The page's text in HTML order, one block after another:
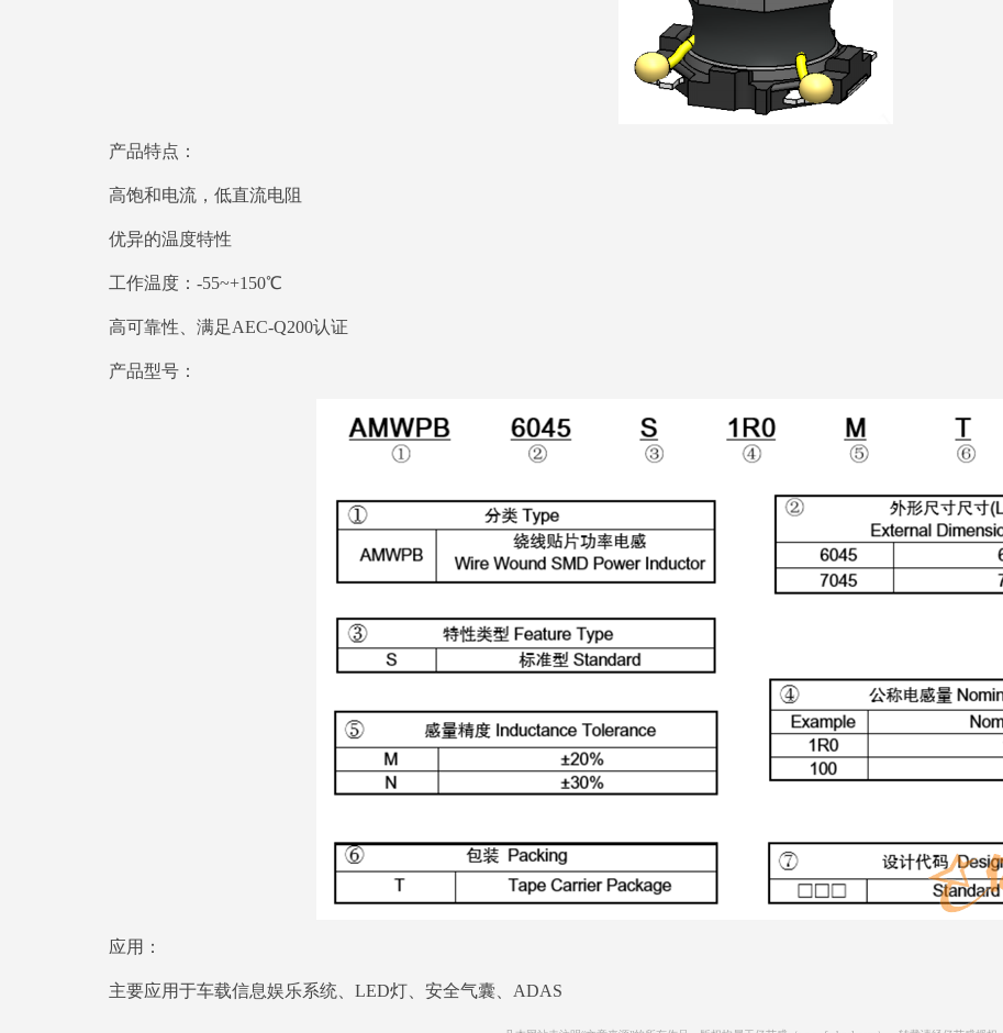
产品特点：
高饱和电流，低直流电阻
优异的温度特性
工作温度：-55~+150℃
高可靠性、满足AEC-Q200认证
产品型号：
应用：
主要应用于车载信息娱乐系统、LED灯、安全气囊、ADAS